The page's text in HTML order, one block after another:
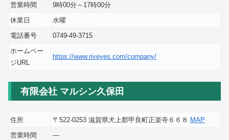
営業時間
9時00分～17時00分
休業日
水曜
電話番号
0749-49-3715
ホームペー
ジURL
https://www.riveyes.com/company/
有限会社 マルシン久保田
住所 〒522-0253 滋賀県犬上郡甲良町正楽寺６６８ MAP
営業時間
―